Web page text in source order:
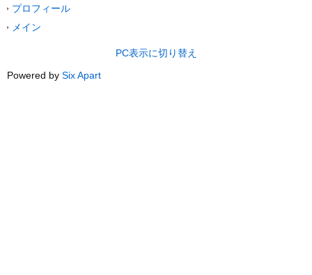
プロフィール
メイン
PC表示に切り替え
Powered by Six Apart